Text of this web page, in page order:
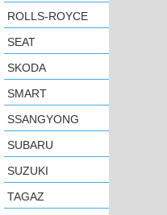
ROLLS-ROYCE
SEAT
SKODA
SMART
SSANGYONG
SUBARU
SUZUKI
TAGAZ